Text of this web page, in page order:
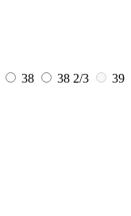
38 38 2/3
39